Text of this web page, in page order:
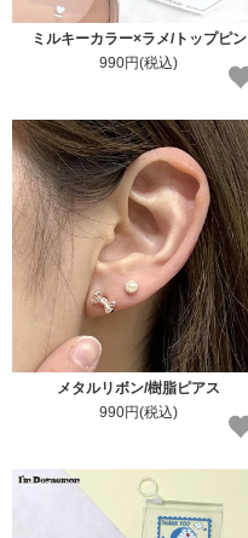
ミルキーカラー×ラメ/トップピン
990円(税込)
メタルリボン/樹脂ピアス
990円(税込)